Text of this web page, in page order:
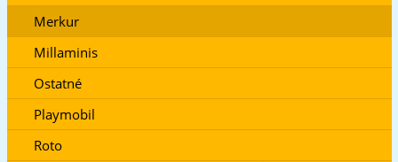
Merkur
Millaminis
Ostatné
Playmobil
Roto